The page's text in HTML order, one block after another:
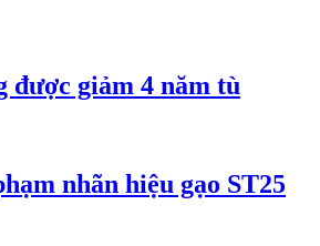
được giảm 4 năm tù
nhãn hiệu gạo ST25